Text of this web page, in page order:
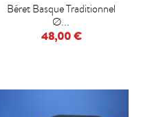
Béret Basque Traditionnel
Ø...
48,00 €